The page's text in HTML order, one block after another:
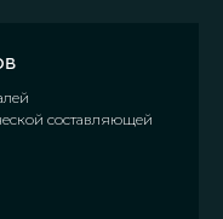
составляющей